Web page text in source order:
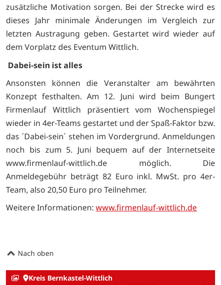
zusätzliche Motivation sorgen. Bei der Strecke wird es
dieses Jahr minimale Änderungen im Vergleich zur
letzten Austragung geben. Gestartet wird wieder auf
dem Vorplatz des Eventum Wittlich.
Dabei-sein ist alles
Ansonsten können die Veranstalter am bewährten
Konzept festhalten. Am 12. Juni wird beim Bungert
Firmenlauf Wittlich präsentiert vom Wochenspiegel
wieder in 4er-Teams gestartet und der Spaß-Faktor bzw.
das ´Dabei-sein´ stehen im Vordergrund. Anmeldungen
noch bis zum 5. Juni bequem auf der Internetseite
www.firmenlauf-wittlich.de möglich. Die
Anmeldegebühr beträgt 82 Euro inkl. MwSt. pro 4er-
Team, also 20,50 Euro pro Teilnehmer.
Weitere Informationen: www.firmenlauf-wittlich.de
Nach oben
Kreis Bernkastel-Wittlich